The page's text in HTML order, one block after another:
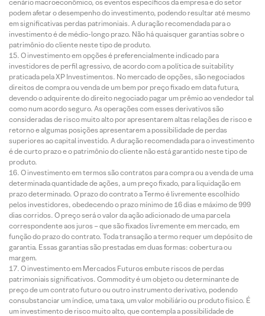
cenário macroeconômico, os eventos específicos da empresa e do setor
podem afetar o desempenho do investimento, podendo resultar até mesmo
em significativas perdas patrimoniais. A duração recomendada para o
investimento é de médio-longo prazo. Não há quaisquer garantias sobre o
patrimônio do cliente neste tipo de produto.
O investimento em opções é preferencialmente indicado para
investidores de perfil agressivo, de acordo com a política de suitability
praticada pela XP Investimentos. No mercado de opções, são negociados
direitos de compra ou venda de um bem por preço fixado em data futura,
devendo o adquirente do direito negociado pagar um prêmio ao vendedor tal
como num acordo seguro. As operações com esses derivativos são
consideradas de risco muito alto por apresentarem altas relações de risco e
retorno e algumas posições apresentarem a possibilidade de perdas
superiores ao capital investido. A duração recomendada para o investimento
é de curto prazo e o patrimônio do cliente não está garantido neste tipo de
produto.
O investimento em termos são contratos para compra ou a venda de uma
determinada quantidade de ações, a um preço fixado, para liquidação em
prazo determinado. O prazo do contrato a Termo é livremente escolhido
pelos investidores, obedecendo o prazo mínimo de 16 dias e máximo de 999
dias corridos. O preço será o valor da ação adicionado de uma parcela
correspondente aos juros – que são fixados livremente em mercado, em
função do prazo do contrato. Toda transação a termo requer um depósito de
garantia. Essas garantias são prestadas em duas formas: cobertura ou
margem.
O investimento em Mercados Futuros embute riscos de perdas
patrimoniais significativos. Commodity é um objeto ou determinante de
preço de um contrato futuro ou outro instrumento derivativo, podendo
consubstanciar um índice, uma taxa, um valor mobiliário ou produto físico. É
um investimento de risco muito alto, que contempla a possibilidade de